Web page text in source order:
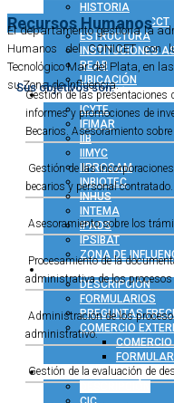
HISTORIA
ACERCA DEL CCT
ESTRUCTURA
INSTITUCIONES
REAB
UBICACIÓN
INVESTIGACIÓN
ICYTE
IFIMAR
IIB
IIMYC
IIPROSAM
INBIOTEC
INHUS
INTEMA
IPADS
IPSIBAT
ZONA DE
ADMINISTRACIÓN
DESCRIPCIÓN
FORMULARIOS
PREGUNTAS
COMERCIO
RRHH
Recursos Humanos
El departamento gestiona la
Humanos del CONICET
Tecnológico Mar del Plata, en
su Zona de Influencia.
Sus objetivos son:
Gestión de las presentaciones
informes y promociones de
Becarios. Asesoramiento
Gestión de las
becarios y personal contratado.
Asesoramiento sobre los
Procesamiento de la
administrativa de los
Administración de los
administrativo.
Gestión de la evaluación de